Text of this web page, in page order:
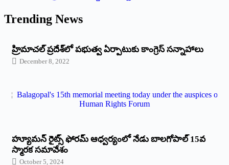
Trending News
‌హ్రిమాచల్‌ ‌ప్రదేశ్‌లో పభుత్వ ఏర్పాటుకు కాంగ్రెస్‌ ‌సన్నాహాలు
December 8, 2022
హ్యూమన్‌ రైట్స్‌ ఫోరమ్‌ ఆధ్వర్యంలో నేడు బాలగోపాల్‌ 15వ
స్మారక సమావేశం
October 5, 2024